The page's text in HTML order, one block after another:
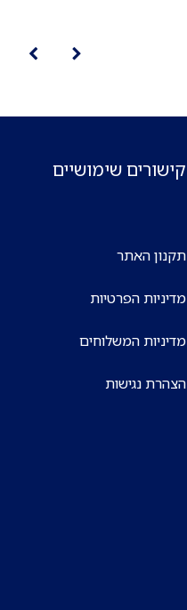
קישורים שימושיים
תקנון האתר
מדיניות הפרטיות
מדיניות המשלוחים
הצהרת נגישות